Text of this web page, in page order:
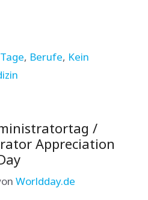
, Berufe, Kein
/
Appreciation
Worldday.de